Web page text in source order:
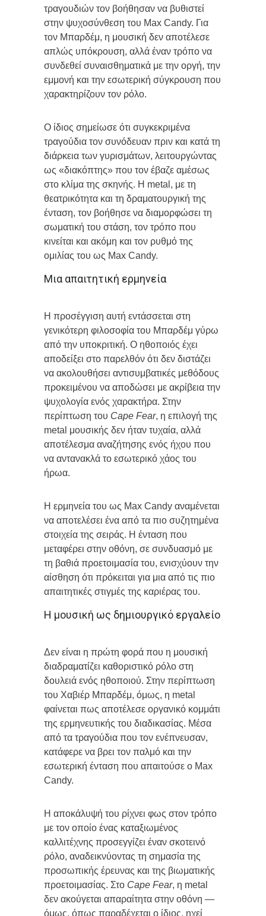
τραγουδιών τον βοήθησαν να βυθιστεί
στην ψυχοσύνθεση του Max Candy. Για
τον Μπαρδέμ, η μουσική δεν αποτέλεσε
απλώς υπόκρουση, αλλά έναν τρόπο να
συνδεθεί συναισθηματικά με την οργή, την
εμμονή και την εσωτερική σύγκρουση που
χαρακτηρίζουν τον ρόλο.
Ο ίδιος σημείωσε ότι συγκεκριμένα
τραγούδια τον συνόδευαν πριν και κατά τη
διάρκεια των γυρισμάτων, λειτουργώντας
ως «διακόπτης» που τον έβαζε αμέσως
στο κλίμα της σκηνής. Η metal, με τη
θεατρικότητα και τη δραματουργική της
ένταση, τον βοήθησε να διαμορφώσει τη
σωματική του στάση, τον τρόπο που
κινείται και ακόμη και τον ρυθμό της
ομιλίας του ως Max Candy.
Μια απαιτητική ερμηνεία
Η προσέγγιση αυτή εντάσσεται στη
γενικότερη φιλοσοφία του Μπαρδέμ γύρω
από την υποκριτική. Ο ηθοποιός έχει
αποδείξει στο παρελθόν ότι δεν διστάζει
να ακολουθήσει αντισυμβατικές μεθόδους
προκειμένου να αποδώσει με ακρίβεια την
ψυχολογία ενός χαρακτήρα. Στην
περίπτωση του Cape Fear, η επιλογή της
metal μουσικής δεν ήταν τυχαία, αλλά
αποτέλεσμα αναζήτησης ενός ήχου που
να αντανακλά το εσωτερικό χάος του
ήρωα.
Η ερμηνεία του ως Max Candy αναμένεται
να αποτελέσει ένα από τα πιο συζητημένα
στοιχεία της σειράς. Η ένταση που
μεταφέρει στην οθόνη, σε συνδυασμό με
τη βαθιά προετοιμασία του, ενισχύουν την
αίσθηση ότι πρόκειται για μια από τις πιο
απαιτητικές στιγμές της καριέρας του.
Η μουσική ως δημιουργικό εργαλείο
Δεν είναι η πρώτη φορά που η μουσική
διαδραματίζει καθοριστικό ρόλο στη
δουλειά ενός ηθοποιού. Στην περίπτωση
του Χαβιέρ Μπαρδέμ, όμως, η metal
φαίνεται πως αποτέλεσε οργανικό κομμάτι
της ερμηνευτικής του διαδικασίας. Μέσα
από τα τραγούδια που τον ενέπνευσαν,
κατάφερε να βρει τον παλμό και την
εσωτερική ένταση που απαιτούσε ο Max
Candy.
Η αποκάλυψή του ρίχνει φως στον τρόπο
με τον οποίο ένας καταξιωμένος
καλλιτέχνης προσεγγίζει έναν σκοτεινό
ρόλο, αναδεικνύοντας τη σημασία της
προσωπικής έρευνας και της βιωματικής
προετοιμασίας. Στο Cape Fear, η metal
δεν ακούγεται απαραίτητα στην οθόνη —
όμως, όπως παραδέχεται ο ίδιος, ηχεί